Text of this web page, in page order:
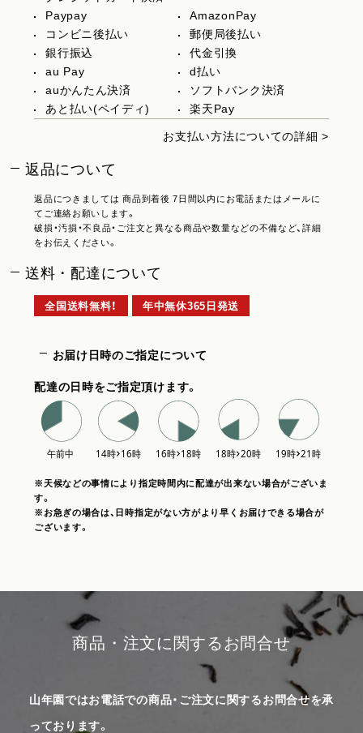
Paypay
AmazonPay
コンビニ後払い
郵便局後払い
銀行振込
代金引換
au Pay
d払い
auかんたん決済
ソフトバンク決済
あと払い(ペイディ)
楽天Pay
お支払い方法についての詳細 >
返品について
返品につきましては 商品到着後 7日間以内にお電話またはメールに
てご連絡お願いします。
破損・汚損・不良品・ご注文と異なる商品や数量などの不備など、詳細
をお伝えください。
送料・配達について
全国送料無料！ 年中無休365日発送
お届け日時のご指定について
配達の日時をご指定頂けます。
※天候などの事情により指定時間内に配達が出来ない場合がございま
す。
※お急ぎの場合は、日時指定がない方がより早くお届けできる場合が
ございます。
商品・注文に関するお問合せ
山年園ではお電話での商品・ご注文に関するお問合せを承
っております。